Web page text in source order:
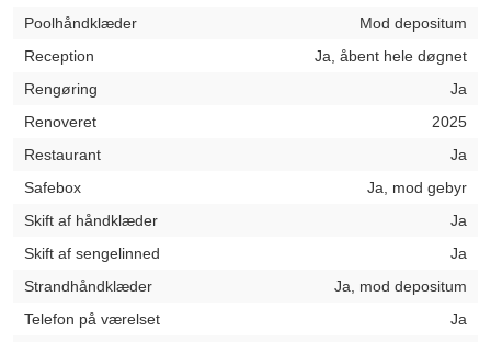
Poolhåndklæder
Mod depositum
Reception
Ja, åbent hele døgnet
Rengøring
Ja
Renoveret
2025
Restaurant
Ja
Safebox
Ja, mod gebyr
Skift af håndklæder
Ja
Skift af sengelinned
Ja
Strandhåndklæder
Ja, mod depositum
Telefon på værelset
Ja